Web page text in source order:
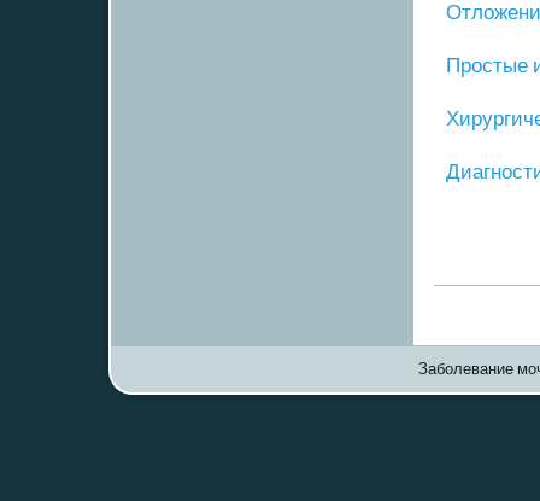
Прοстые
Заболевание